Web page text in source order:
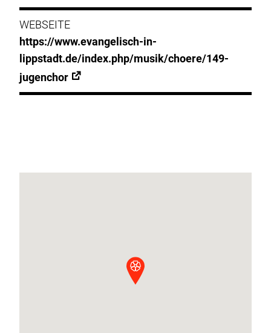
WEBSEITE
https://www.evangelisch-in-
lippstadt.de/index.php/musik/choere/149-
jugenchor